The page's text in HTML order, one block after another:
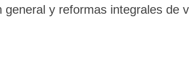
y reformas integrales de